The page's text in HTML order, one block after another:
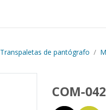
Transpaletas de pantógrafo
COM-